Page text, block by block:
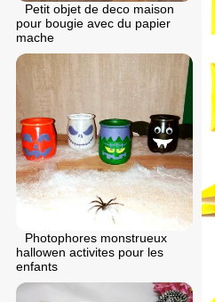
Petit objet de deco maison
pour bougie avec du papier
mache
Photophores monstrueux
hallowen activites pour les
enfants